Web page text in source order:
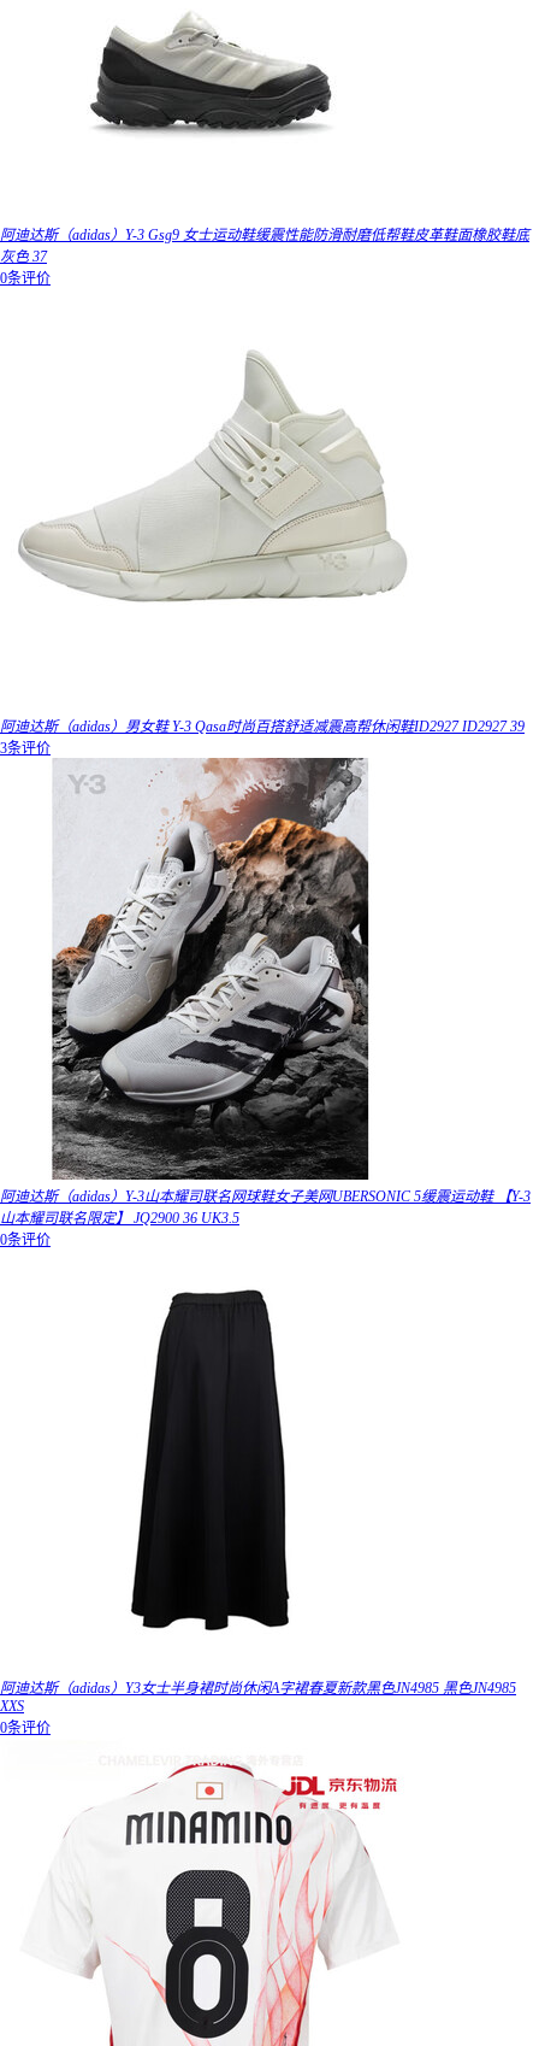
阿迪达斯（adidas）Y-3 Gsg9 女士运动鞋缓震性能防滑耐磨低帮鞋皮革鞋面橡胶鞋底
灰色 37
0条评价
阿迪达斯（adidas）男女鞋 Y-3 Qasa时尚百搭舒适减震高帮休闲鞋ID2927 ID2927 39
3条评价
阿迪达斯（adidas）Y-3山本耀司联名网球鞋女子美网UBERSONIC 5缓震运动鞋 【Y-3
山本耀司联名限定】 JQ2900 36 UK3.5
0条评价
阿迪达斯（adidas）Y3女士半身裙时尚休闲A字裙春夏新款黑色JN4985 黑色JN4985
XXS
0条评价